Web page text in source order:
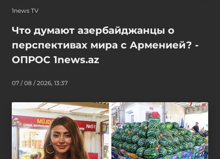
1news TV
Что думают азербайджанцы о
перспективах мира с Арменией? -
ОПРОС 1news.az
07 / 08 / 2026, 13:37